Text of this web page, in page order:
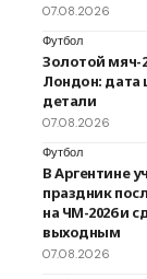
07.08.2026
Футбол
Золотой мяч-
Лондон: дата
детали
07.08.2026
Футбол
В Аргентине
праздник
на ЧМ-2026 и
выходным
07.08.2026